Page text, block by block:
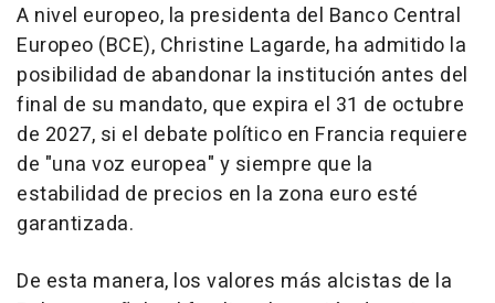
A nivel europeo, la presidenta del Banco Central
Europeo (BCE), Christine Lagarde, ha admitido la
posibilidad de abandonar la institución antes del
final de su mandato, que expira el 31 de octubre
de 2027, si el debate político en Francia requiere
de "una voz europea" y siempre que la
estabilidad de precios en la zona euro esté
garantizada.
De esta manera, los valores más alcistas de la